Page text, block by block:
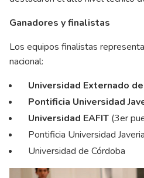
Ganadores y finalistas
Los equipos finalistas
nacional:
Universidad Externado
Pontificia Universidad
Universidad EAFIT (3er
Pontificia Universidad
Universidad de Córdoba